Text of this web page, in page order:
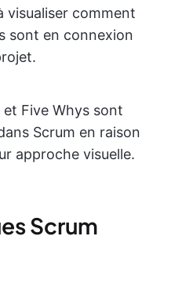
visualiser comment
sont en connexion
Five Whys sont
Scrum en raison
approche visuelle.
Scrum